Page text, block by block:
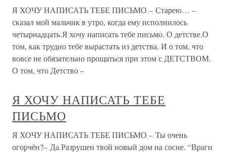
Я ХОЧУ НАПИСАТЬ ТЕБЕ ПИСЬМО – Старею… –
сказал мой мальчик в утро, когда ему исполнилось
четырнадцать.Я хочу написать тебе письмо. О детстве.О
том, как трудно тебе вырастать из детства. И о том, что
вовсе не обязательно прощаться при этом с ДЕТСТВОМ.
О том, что Детство –
Я ХОЧУ НАПИСАТЬ ТЕБЕ
ПИСЬМО
Я ХОЧУ НАПИСАТЬ ТЕБЕ ПИСЬМО – Ты очень
огорчён?– Да.Разрушен твой новый дом на сосне. “Враги